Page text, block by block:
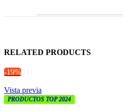
RELATED PRODUCTS
-19%
Vista previa
PRODUCTOS TOP 2024